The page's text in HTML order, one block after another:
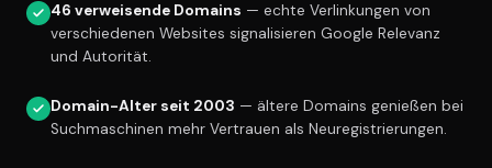
46 verweisende Domains — echte Verlinkungen von
verschiedenen Websites signalisieren Google Relevanz
und Autorität.
Domain-Alter seit 2003 — ältere Domains genießen bei
Suchmaschinen mehr Vertrauen als Neuregistrierungen.